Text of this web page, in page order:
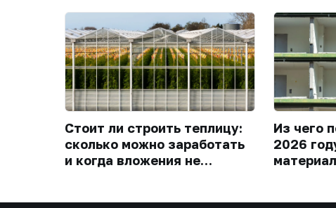
Стоит ли строить теплицу:
сколько можно заработать
и когда вложения не
Из чего
2026